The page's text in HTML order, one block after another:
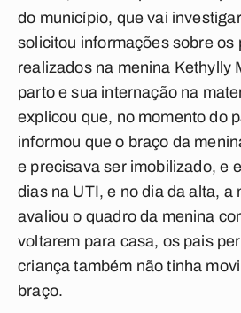
do município, que vai
solicitou informações sobre os
realizados na menina Kethylly
parto e sua internação na
explicou que, no momento do
informou que o braço da
e precisava ser imobilizado, e
dias na UTI, e no dia da alta, a
avaliou o quadro da menina
voltarem para casa, os pais
criança também não tinha
braço.